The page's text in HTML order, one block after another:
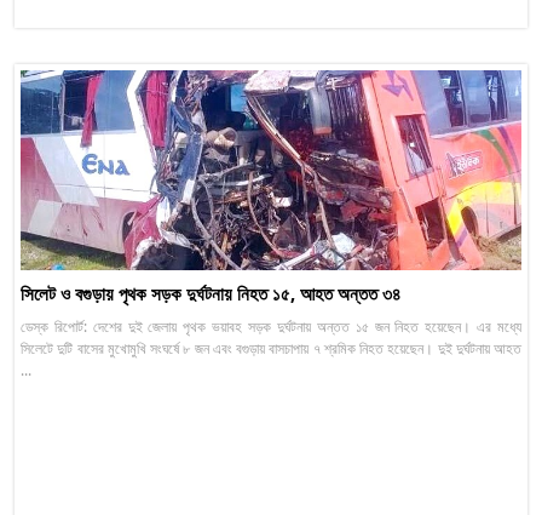
সিলেট ও বগুড়ায় পৃথক সড়ক দুর্ঘটনায় নিহত ১৫, আহত অন্তত ৩৪
ডেস্ক রিপোর্ট: দেশের দুই জেলায় পৃথক ভয়াবহ সড়ক দুর্ঘটনায় অন্তত ১৫ জন নিহত হয়েছেন। এর মধ্যে
সিলেটে দুটি বাসের মুখোমুখি সংঘর্ষে ৮ জন এবং বগুড়ায় বাসচাপায় ৭ শ্রমিক নিহত হয়েছেন। দুই দুর্ঘটনায় আহত
...